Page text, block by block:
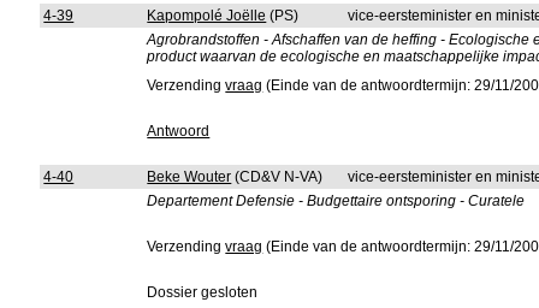
4-39 Kapompolé Joëlle (PS)
vice-eersteminister en
Agrobrandstoffen - Afschaffen van de heffing -
product waarvan de ecologische en maatschappelijke
Verzendingvraag (Einde van de antwoordtermijn: 29/11/
Antwoord
4-40 Beke Wouter (CD&V N-VA)
vice-eersteminister en
Departement Defensie - Budgettaire ontsporing - Curatele
Verzendingvraag (Einde van de antwoordtermijn: 29/11/
Dossier gesloten